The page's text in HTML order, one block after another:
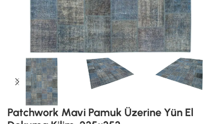
Patchwork Mavi Pamuk Üzerine Yün El